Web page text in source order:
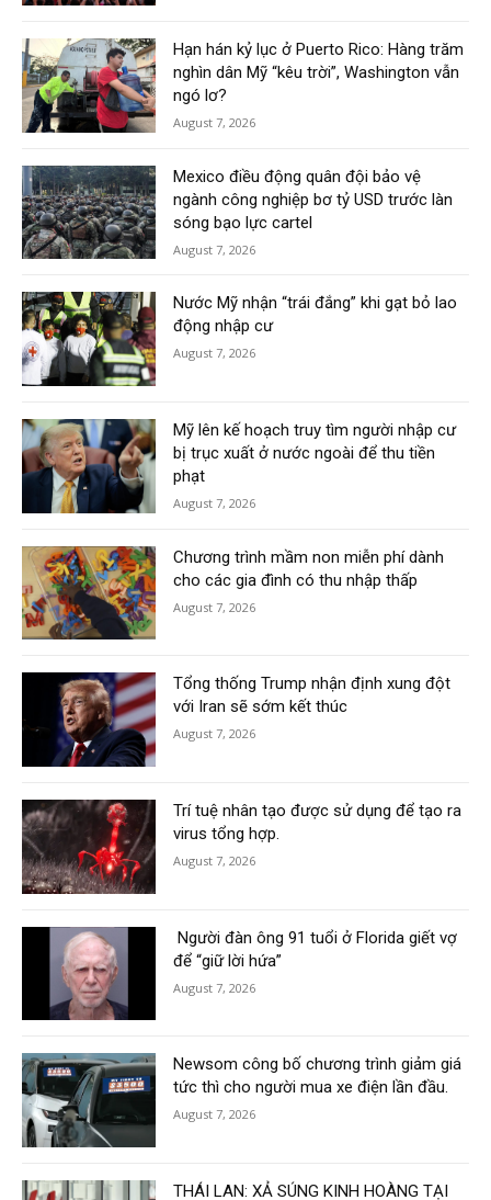
Hạn hán kỷ lục ở Puerto Rico: Hàng trăm
nghìn dân Mỹ “kêu trời”, Washington vẫn
ngó lơ?
August 7, 2026
Mexico điều động quân đội bảo vệ
ngành công nghiệp bơ tỷ USD trước làn
sóng bạo lực cartel
August 7, 2026
Nước Mỹ nhận “trái đắng” khi gạt bỏ lao
động nhập cư
August 7, 2026
Mỹ lên kế hoạch truy tìm người nhập cư
bị trục xuất ở nước ngoài để thu tiền
phạt
August 7, 2026
Chương trình mầm non miễn phí dành
cho các gia đình có thu nhập thấp
August 7, 2026
Tổng thống Trump nhận định xung đột
với Iran sẽ sớm kết thúc
August 7, 2026
Trí tuệ nhân tạo được sử dụng để tạo ra
virus tổng hợp.
August 7, 2026
Người đàn ông 91 tuổi ở Florida giết vợ
để “giữ lời hứa”
August 7, 2026
Newsom công bố chương trình giảm giá
tức thì cho người mua xe điện lần đầu.
August 7, 2026
THÁI LAN: XẢ SÚNG KINH HOÀNG TẠI